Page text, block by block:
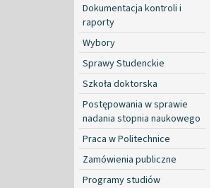
Dokumentacja kontroli i
raporty
Wybory
Sprawy Studenckie
Szkoła doktorska
Postępowania w sprawie
nadania stopnia naukowego
Praca w Politechnice
Zamówienia publiczne
Programy studiów